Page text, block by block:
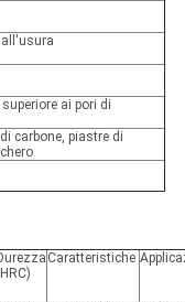
ai pori di
carbone, piastre di
Caratteristiche